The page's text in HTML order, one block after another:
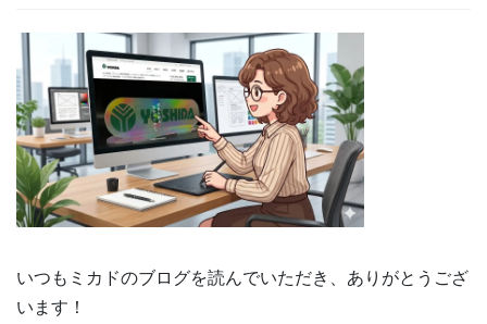
いつもミカドのブログを読んでいただき、ありがとうござ
います！